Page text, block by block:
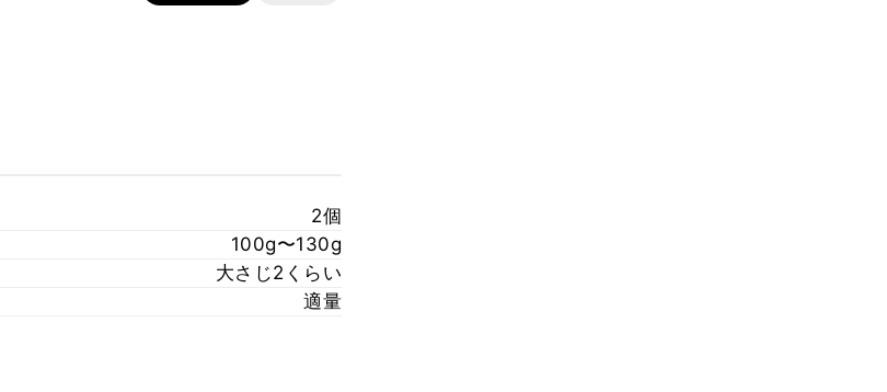
2個
100g〜130g
大さじ2くらい
適量